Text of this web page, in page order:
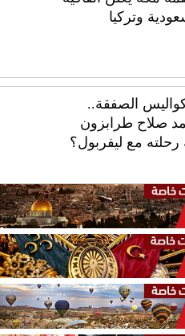
وتركيا
الصفقة..
صلاح طرابزون
رحلته مع ليفربول؟